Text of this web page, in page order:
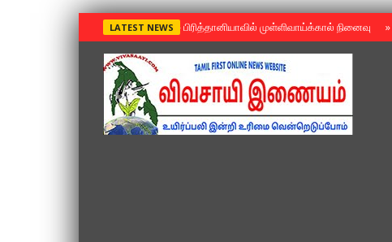
LATEST NEWS »பிரித்தானியாவில் முள்ளிவாய்க்கால் நினைவு »